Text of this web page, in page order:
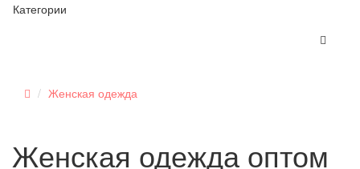
Категории
Женская одежда
Женская одежда оптом